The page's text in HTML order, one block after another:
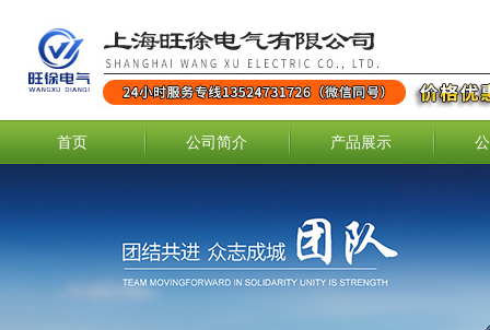
首页 公司简介 产品展示